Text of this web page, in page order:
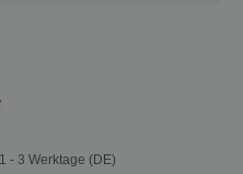
1 - 3 Werktage (DE)